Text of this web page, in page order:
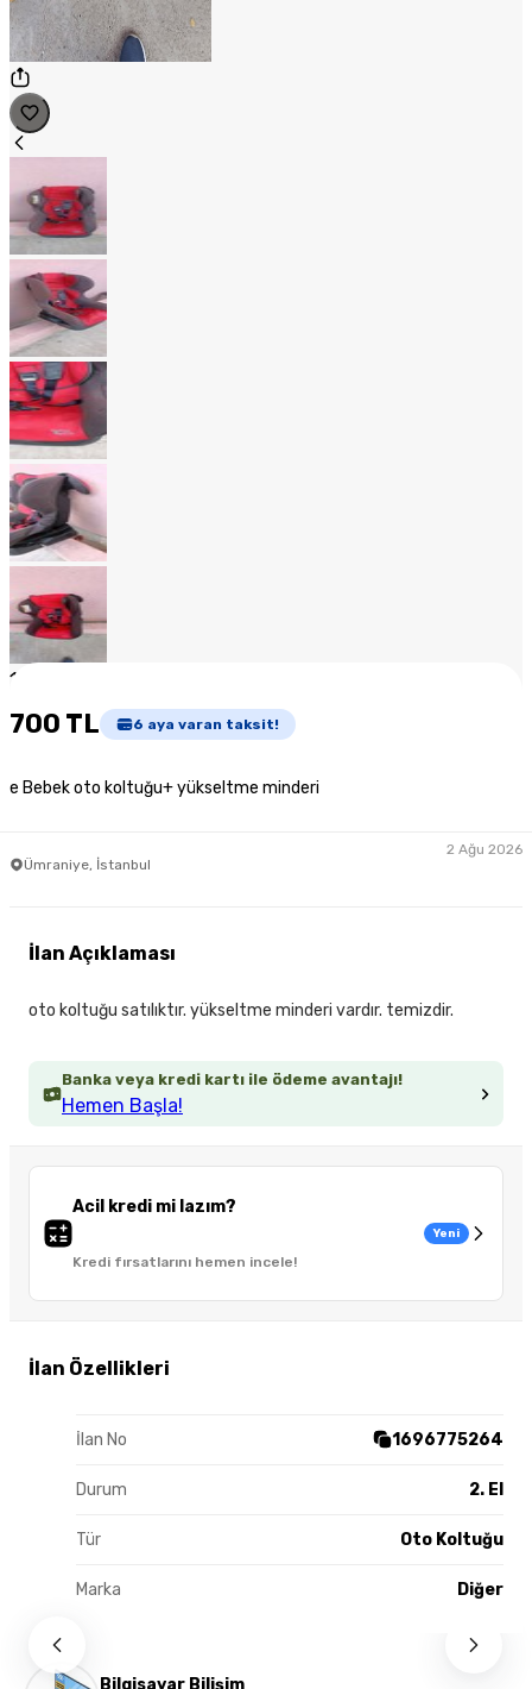
1
700 TL 6 aya varan taksit!
e Bebek oto koltuğu+ yükseltme minderi
Ümraniye, İstanbul
2 Ağu 2026
Banka veya kredi kartı ile ödeme avantajı!
Hemen Başla!
Acil kredi mi lazım?
Kredi fırsatlarını hemen incele!
Yeni
İlan Özellikleri
İlan No 1696775264
Durum 2. El
Tür Oto Koltuğu
Marka Diğer
İlan Açıklaması
oto koltuğu satılıktır. yükseltme minderi vardır. temizdir.